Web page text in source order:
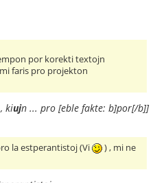
por korekti textojn
faris pro projekton
kiujn ... pro [eble fakte: b]por[/b]]
la estperantistoj (Vi
) , mi ne